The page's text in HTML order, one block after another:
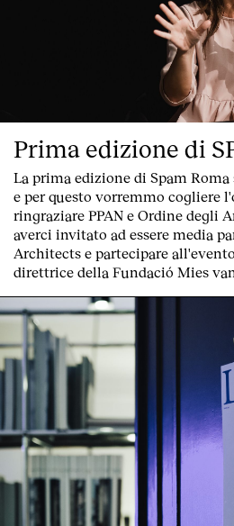
Clienti
Prima edizione di
La prima edizione di Spam Roma
e per questo vorremmo cogliere
ringraziare PPAN e Ordine degli
averci invitato ad essere media
Architects e partecipare
direttrice della Fundació Mies